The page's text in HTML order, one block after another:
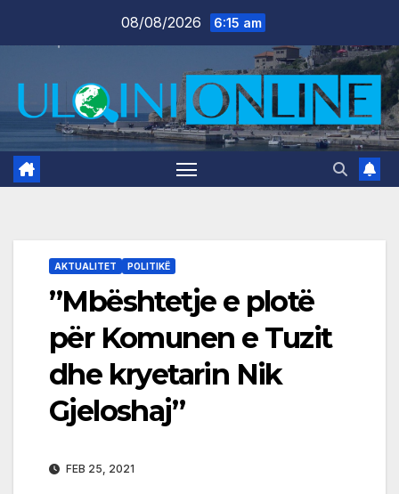
08/08/2026 6:15 am
AKTUALITET POLITIKË
”Mbështetje e plotë
për Komunen e Tuzit
dhe kryetarin Nik
Gjeloshaj”
FEB 25, 2021